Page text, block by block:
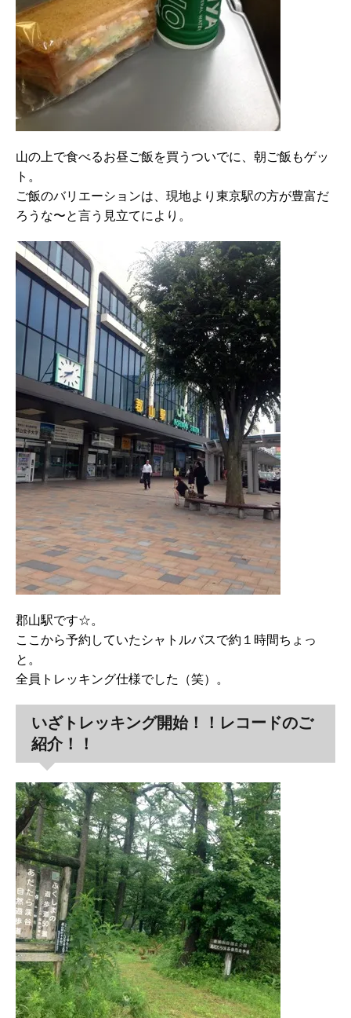
山の上で食べるお昼ご飯を買うついでに、朝ご飯もゲッ
ト。
ご飯のバリエーションは、現地より東京駅の方が豊富だ
ろうな〜と言う見立てにより。
郡山駅です☆。
ここから予約していたシャトルバスで約１時間ちょっ
と。
全員トレッキング仕様でした（笑）。
いざトレッキング開始！！レコードのご
紹介！！